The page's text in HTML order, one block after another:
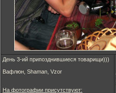
День 3-ий припозднившиеся товарищи)))
Вафлюн, Shaman, Vzor
На фотографии присутствуют: